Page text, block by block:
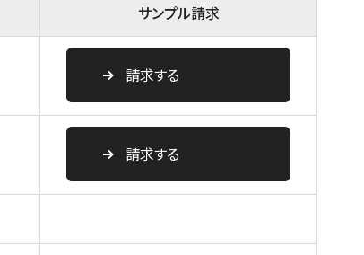
サンプル請求
請求する
請求する